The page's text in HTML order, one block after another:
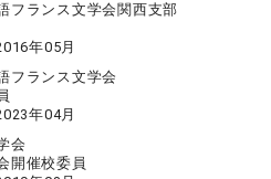
フランス文学会関西支部
年05月
フランス文学会
年04月
会
開催校委員